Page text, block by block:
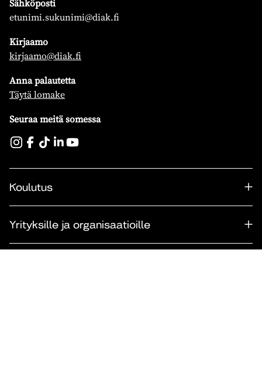
Sähköposti
etunimi.sukunimi@diak.fi
Kirjaamo
kirjaamo@diak.fi
Anna palautetta
Täytä lomake
Seuraa meitä somessa
Koulutus
Yrityksille ja organisaatioille